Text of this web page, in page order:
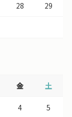
28 29
金 土
4 5